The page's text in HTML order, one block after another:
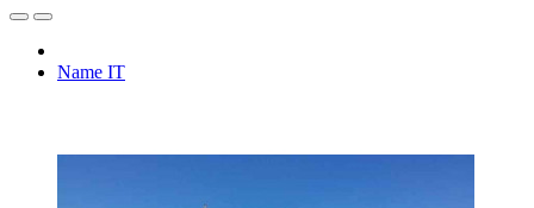
Name IT